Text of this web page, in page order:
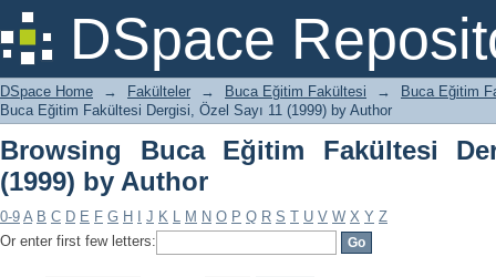
DSpace
Browsing Buca Eğitim Fakültesi
DSpace Home → Fakülteler → Buca Eğitim Fakültesi →
Buca Eğitim
Buca Eğitim Fakültesi Dergisi, Özel Sayı 11 (1999) by Author
Browsing Buca Eğitim Fakültesi
(1999) by Author
0-9 A B C D E F G H J K L M N O P Q R S T U V W X Y Z
Or enter first few letters: